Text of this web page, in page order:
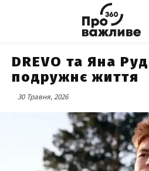
DREVO та Яна
подружнє життя
30 Травня, 2026